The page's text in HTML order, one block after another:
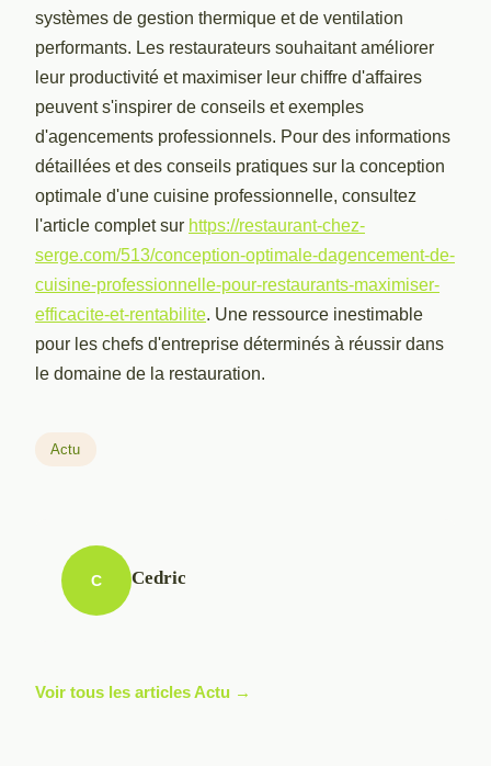
systèmes de gestion thermique et de ventilation
performants. Les restaurateurs souhaitant améliorer
leur productivité et maximiser leur chiffre d'affaires
peuvent s'inspirer de conseils et exemples
d'agencements professionnels. Pour des informations
détaillées et des conseils pratiques sur la conception
optimale d'une cuisine professionnelle, consultez
l'article complet sur https://restaurant-chez-
serge.com/513/conception-optimale-dagencement-de-
cuisine-professionnelle-pour-restaurants-maximiser-
efficacite-et-rentabilite. Une ressource inestimable
pour les chefs d'entreprise déterminés à réussir dans
le domaine de la restauration.
Actu
C Cedric
Voir tous les articles Actu →